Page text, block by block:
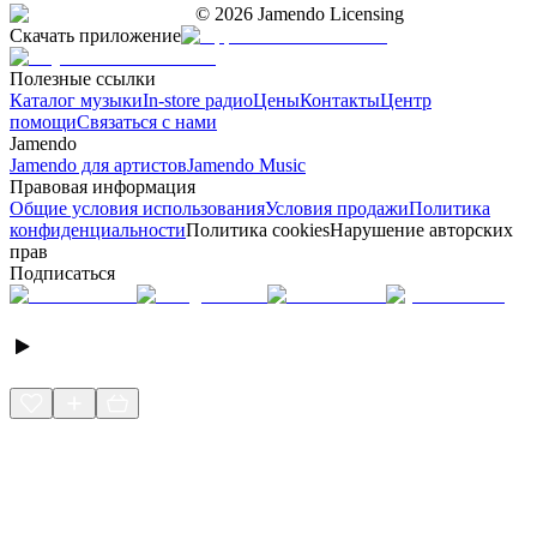
© 2026 Jamendo Licensing
Скачать приложение
Полезные ссылки
Каталог музыкиIn-store радиоЦеныКонтактыЦентр
помощиСвязаться с нами
Jamendo
Jamendo для артистовJamendo Music
Правовая информация
Общие условия использованияУсловия продажиПолитика
конфиденциальностиПолитика cookiesНарушение авторских
прав
Подписаться